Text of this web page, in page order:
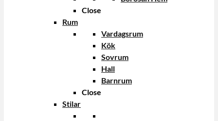
Close
Rum
Vardagsrum
Kök
Sovrum
Hall
Barnrum
Close
Stilar